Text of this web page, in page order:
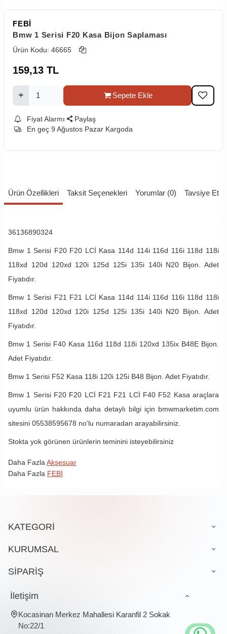
FEBİ
Bmw 1 Serisi F20 Kasa Bijon Saplaması
Ürün Kodu: 46665
159,13 TL
Sepete Ekle
Fiyat Alarmı
Paylaş
En geç 9 Ağustos Pazar Kargoda
Ürün Özellikleri Taksit Seçenekleri Yorumlar (0) Tavsiye Et
36136890324
Bmw 1 Serisi F20 F20 LCİ Kasa 114d 114i 116d 116i 118d 118i
118xd 120d 120xd 120i 125d 125i 135i 140i N20 Bijon. Adet
Fiyatıdır.
Bmw 1 Serisi F21 F21 LCİ Kasa 114d 114i 116d 116i 118d 118i
118xd 120d 120xd 120i 125d 125i 135i 140i N20 Bijon. Adet
Fiyatıdır.
Bmw 1 Serisi F40 Kasa 116d 118d 118i 120xd 135ix B48E Bijon.
Adet Fiyatıdır.
Bmw 1 Serisi F52 Kasa 118i 120i 125i B48 Bijon. Adet Fiyatıdır.
Bmw 1 Serisi F20 F20 LCİ F21 F21 LCİ F40 F52 Kasa araçlara
uyumlu ürün hakkında daha detaylı bilgi için bmwmarketim.com
sitesini 05538595678 no'lu numaradan arayabilirsiniz.
Stokta yok görünen ürünlerin teminini isteyebilirsiniz
Daha Fazla Aksesuar
Daha Fazla FEBİ
KATEGORİ
KURUMSAL
SİPARİŞ
İletişim
Kocasinan Merkez Mahallesi Karanfil 2 Sokak
No:22/1